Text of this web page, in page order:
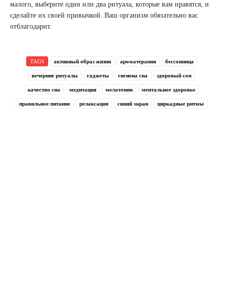
малого, выберите один или два ритуала, которые вам нравятся, и
сделайте их своей привычкой. Ваш организм обязательно вас
отблагодарит.
TAGS активный образ жизни ароматерапия бессонница
вечерние ритуалы гаджеты гигиена сна здоровый сон
качество сна медитация мелатонин ментальное здоровье
правильное питание релаксация синий экран циркадные ритмы